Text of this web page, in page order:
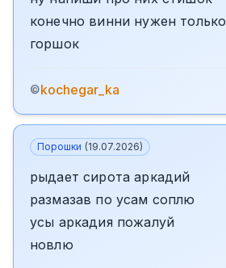
конечно винни нужен только
горшок
©kochegar_ka
Порошки (19.07.2026)
рыдает сирота аркадий
размазав по усам соплю
усы аркадия пожалуй
новлю